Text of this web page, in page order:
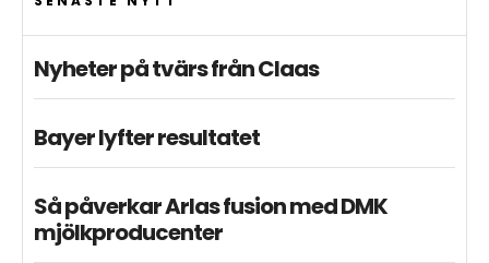
Nyheter på tvärs från Claas
Bayer lyfter resultatet
Så påverkar Arlas fusion med DMK
mjölkproducenter